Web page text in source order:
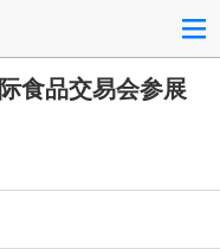
食品交易会参展